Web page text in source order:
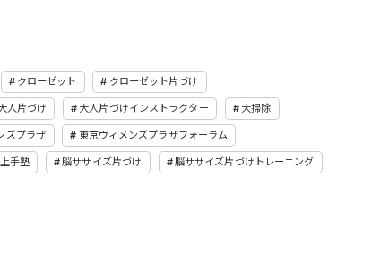
クローゼット クローゼット片づけ
人片づけ 大人片づけインストラクター 大掃除
ズプラザ 東京ウィメンズプラザフォーラム
手塾 脳ササイズ片づけ 脳ササイズ片づけトレーニング